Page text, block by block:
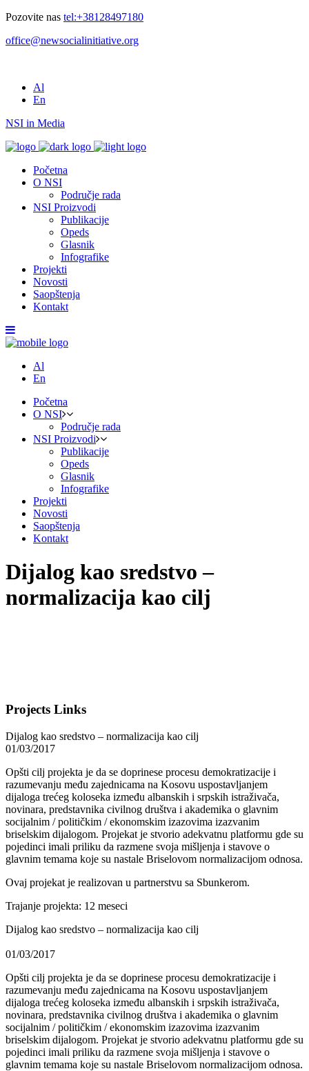
Pozovite nas tel:+38128497180
office@newsocialinitiative.org
Al
En
NSI in Media
Početna
O NSI
Područje rada
NSI Proizvodi
Publikacije
Opeds
Glasnik
Infografike
Projekti
Novosti
Saopštenja
Kontakt
Al
En
Početna
O NSI
Područje rada
NSI Proizvodi
Publikacije
Opeds
Glasnik
Infografike
Projekti
Novosti
Saopštenja
Kontakt
Dijalog kao sredstvo –
normalizacija kao cilj
Projects Links
Dijalog kao sredstvo – normalizacija kao cilj
01/03/2017
Opšti cilj projekta je da se doprinese procesu demokratizacije i
razumevanju među zajednicama na Kosovu uspostavljanjem
dijaloga trećeg koloseka između albanskih i srpskih istraživača,
novinara, predstavnika civilnog društva i akademika o glavnim
socijalnim / političkim / ekonomskim izazovima izazvanim
briselskim dijalogom. Projekat je stvorio adekvatnu platformu gde su
pojedinci imali priliku da razmene svoja mišljenja i stavove o
glavnim temama koje su nastale Briselovom normalizacijom odnosa.
Ovaj projekat je realizovan u partnerstvu sa Sbunkerom.
Trajanje projekta: 12 meseci
Dijalog kao sredstvo – normalizacija kao cilj
01/03/2017
Opšti cilj projekta je da se doprinese procesu demokratizacije i
razumevanju među zajednicama na Kosovu uspostavljanjem
dijaloga trećeg koloseka između albanskih i srpskih istraživača,
novinara, predstavnika civilnog društva i akademika o glavnim
socijalnim / političkim / ekonomskim izazovima izazvanim
briselskim dijalogom. Projekat je stvorio adekvatnu platformu gde su
pojedinci imali priliku da razmene svoja mišljenja i stavove o
glavnim temama koje su nastale Briselovom normalizacijom odnosa.